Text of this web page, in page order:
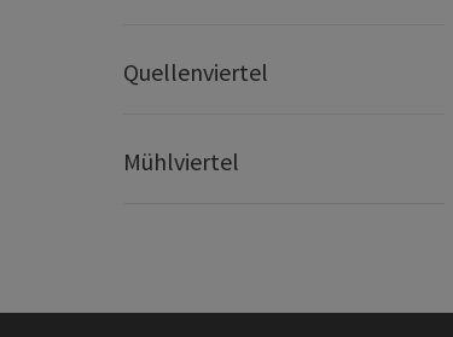
Quellenviertel
Mühlviertel